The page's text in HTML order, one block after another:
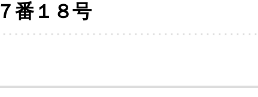
番１８号